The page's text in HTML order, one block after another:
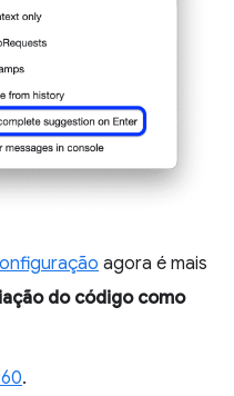
agora é mais
do código como
.